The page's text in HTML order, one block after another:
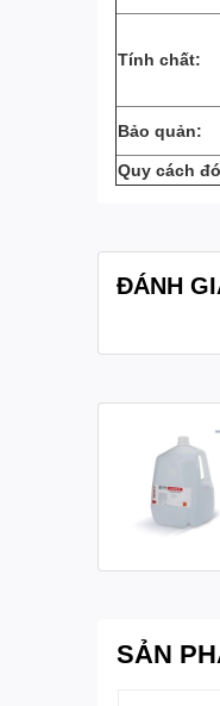
Tính chất:
Bảo quản:
Quy cách
ĐÁNH
SẢN